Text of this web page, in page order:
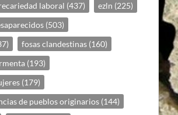
laboral (437) ezln (225)
(503)
fosas clandestinas (160)
(193)
(179)
de pueblos originarios (144)